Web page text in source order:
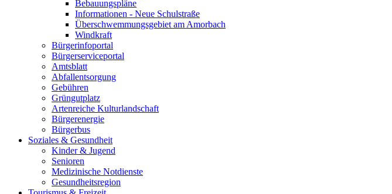
Bebauungspläne
Informationen - Neue Schulstraße
Überschwemmungsgebiet am Amorbach
Windkraft
Bürgerinfoportal
Bürgerserviceportal
Amtsblatt
Abfallentsorgung
Gebühren
Grüngutplatz
Artenreiche Kulturlandschaft
Bürgerenergie
Bürgerbus
Soziales & Gesundheit
Kinder & Jugend
Senioren
Medizinische Notdienste
Gesundheitsregion